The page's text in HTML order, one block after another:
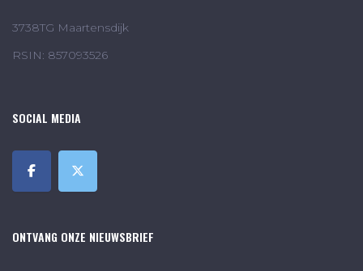
3738TG Maartensdijk
RSIN: 857093526
SOCIAL MEDIA
ONTVANG ONZE NIEUWSBRIEF